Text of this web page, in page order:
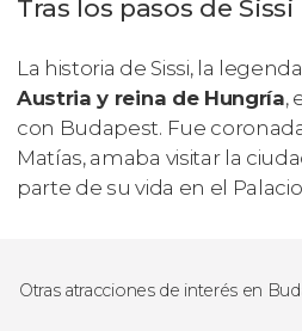
Tras los pasos de Sissi
La historia de Sissi, la
Austria y reina de Hungría,
con Budapest. Fue
Matías, amaba visitar la
parte de su vida en el
Otras atracciones de interés en